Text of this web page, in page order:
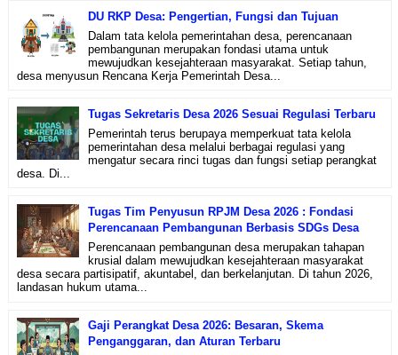
DU RKP Desa: Pengertian, Fungsi dan Tujuan
Dalam tata kelola pemerintahan desa, perencanaan
pembangunan merupakan fondasi utama untuk
mewujudkan kesejahteraan masyarakat. Setiap tahun,
desa menyusun Rencana Kerja Pemerintah Desa...
Tugas Sekretaris Desa 2026 Sesuai Regulasi Terbaru
Pemerintah terus berupaya memperkuat tata kelola
pemerintahan desa melalui berbagai regulasi yang
mengatur secara rinci tugas dan fungsi setiap perangkat
desa. Di...
Tugas Tim Penyusun RPJM Desa 2026 : Fondasi
Perencanaan Pembangunan Berbasis SDGs Desa
Perencanaan pembangunan desa merupakan tahapan
krusial dalam mewujudkan kesejahteraan masyarakat
desa secara partisipatif, akuntabel, dan berkelanjutan. Di tahun 2026,
landasan hukum utama...
Gaji Perangkat Desa 2026: Besaran, Skema
Penganggaran, dan Aturan Terbaru